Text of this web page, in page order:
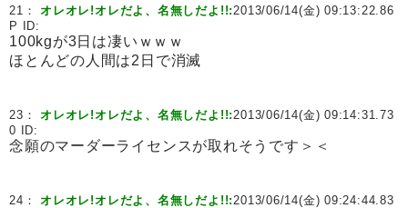
21：オレオレ!オレだよ、名無しだよ!!:2013/06/14(金) 09:13:22.86
P ID:
100kgが3日は凄いｗｗｗ
ほとんどの人間は2日で消滅
23：オレオレ!オレだよ、名無しだよ!!:2013/06/14(金) 09:14:31.73
0 ID:
念願のマーダーライセンスが取れそうです＞＜
24：オレオレ!オレだよ、名無しだよ!!:2013/06/14(金) 09:24:44.83